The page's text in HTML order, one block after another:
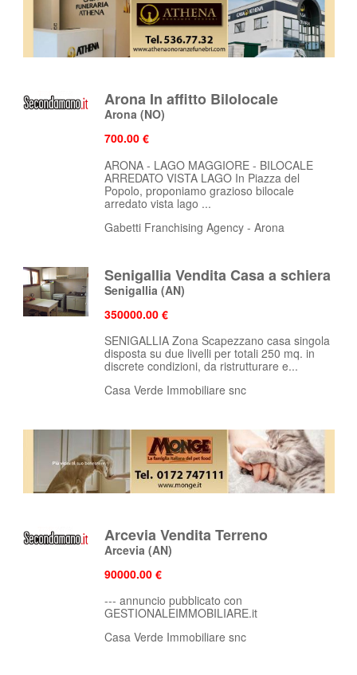
Arona In affitto Bilolocale
Arona (NO)
700.00 €
ARONA - LAGO MAGGIORE - BILOCALE
ARREDATO VISTA LAGO In Piazza del
Popolo, proponiamo grazioso bilocale
arredato vista lago ...
Gabetti Franchising Agency - Arona
Senigallia Vendita Casa a schiera
Senigallia (AN)
350000.00 €
SENIGALLIA Zona Scapezzano casa singola
disposta su due livelli per totali 250 mq. in
discrete condizioni, da ristrutturare e...
Casa Verde Immobiliare snc
Arcevia Vendita Terreno
Arcevia (AN)
90000.00 €
--- annuncio pubblicato con
GESTIONALEIMMOBILIARE.it
Casa Verde Immobiliare snc